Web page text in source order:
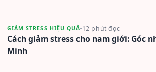
GIẢM STRESS HIỆU QUẢ 12 phút đọc
Cách giảm stress cho nam giới: Góc
Minh